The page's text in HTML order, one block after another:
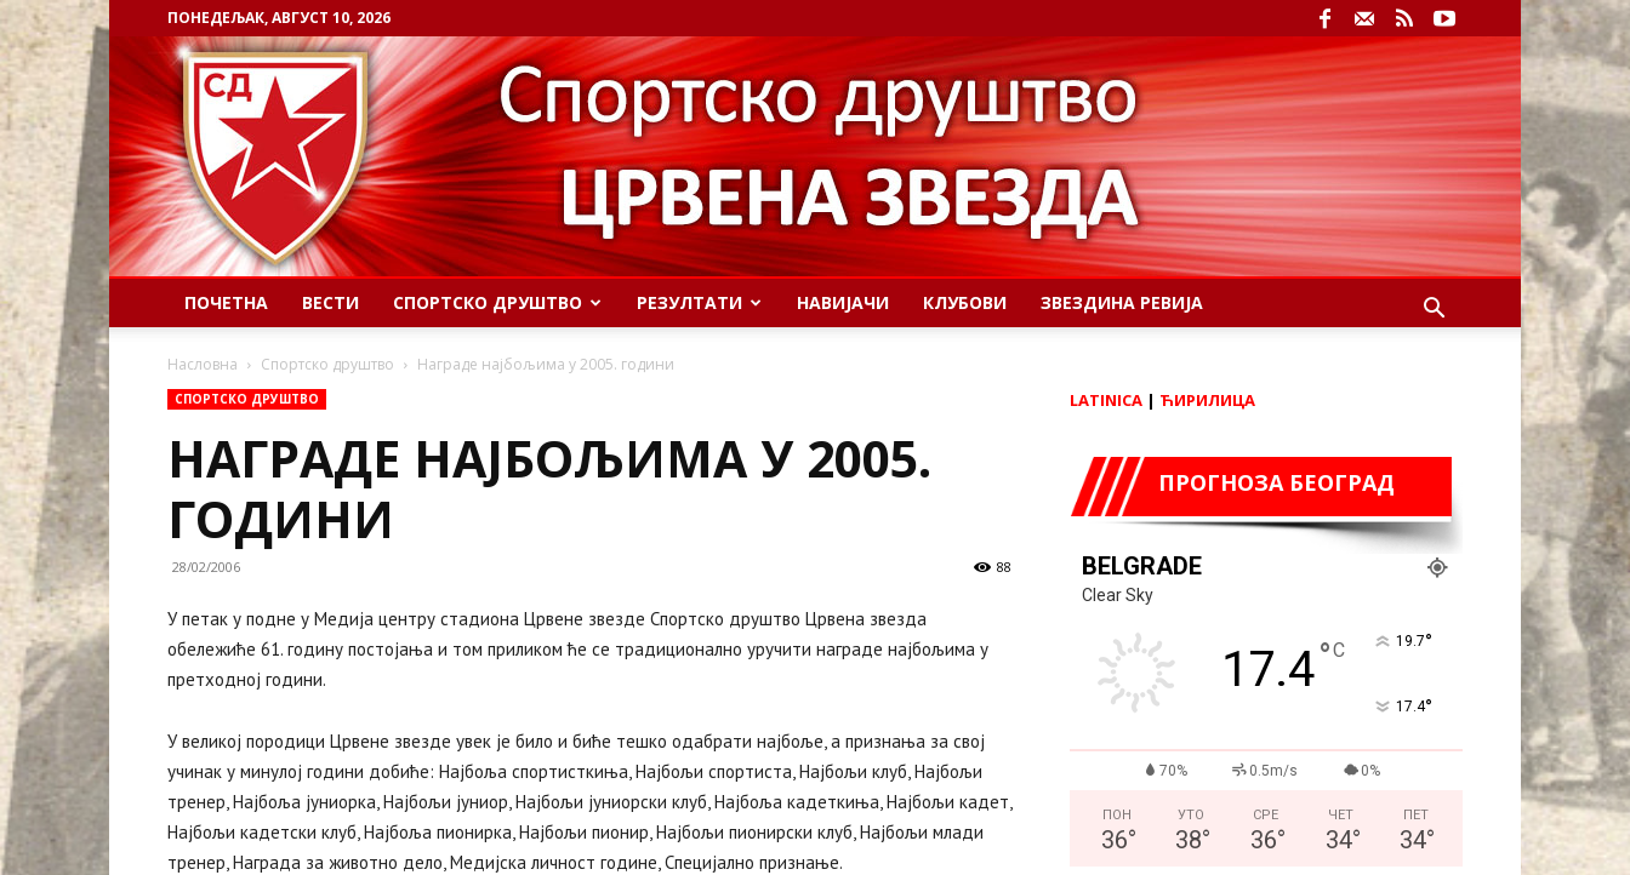
ПОНЕДЕЉАК, АВГУСТ 10, 2026
ПОЧЕТНА ВЕСТИ СПОРТСКО ДРУШТВО РЕЗУЛТАТИ НАВИЈАЧИ КЛУБОВИ ЗВЕЗДИНА РЕВИЈА
Насловна Спортско друштво Награде најбољима у 2005. години
СПОРТСКО ДРУШТВО
НАГРАДЕ НАЈБОЉИМА У 2005.
ГОДИНИ
28/02/2006 88
У петак у подне у Медија центру стадиона Црвене звезде Спортско друштво Црвена звезда
обележиће 61. годину постојања и том приликом ће се традиционално уручити награде најбољима у
претходној години.
У великој породици Црвене звезде увек је било и биће тешко одабрати најбоље, а признања за свој
учинак у минулој години добиће: Најбоља спортисткиња, Најбољи спортиста, Најбољи клуб, Најбољи
тренер, Најбоља јуниорка, Најбољи јуниор, Најбољи јуниорски клуб, Најбоља кадеткиња, Најбољи кадет,
Најбољи кадетски клуб, Најбоља пионирка, Најбољи пионир, Најбољи пионирски клуб, Најбољи млади
тренер, Награда за животно дело, Медијска личност године, Специјално признање.
LATINICA | ЋИРИЛИЦА
ПРОГНОЗА БЕОГРАД
BELGRADE
Clear Sky
17.4°C 19.7°
17.4°
70% 0.5m/s 0%
ПОН
36°
УТО
38°
СРЕ
36°
ЧЕТ
34°
ПЕТ
34°